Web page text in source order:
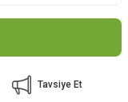
Tavsiye Et